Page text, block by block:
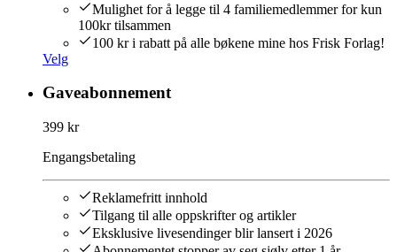
Mulighet for å legge til 4 familiemedlemmer for kun
100kr tilsammen
100 kr i rabatt på alle bøkene mine hos Frisk Forlag!
Velg
Gaveabonnement
399 kr
Engangsbetaling
Reklamefritt innhold
Tilgang til alle oppskrifter og artikler
Eksklusive livesendinger blir lansert i 2026